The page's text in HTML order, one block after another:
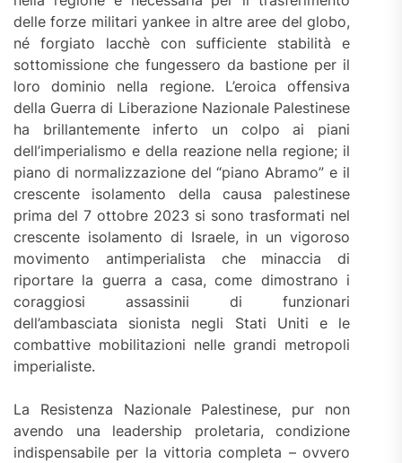
delle forze militari yankee in altre aree del globo,
né forgiato lacchè con sufficiente stabilità e
sottomissione che fungessero da bastione per il
loro dominio nella regione. L’eroica offensiva
della Guerra di Liberazione Nazionale Palestinese
ha brillantemente inferto un colpo ai piani
dell’imperialismo e della reazione nella regione; il
piano di normalizzazione del “piano Abramo” e il
crescente isolamento della causa palestinese
prima del 7 ottobre 2023 si sono trasformati nel
crescente isolamento di Israele, in un vigoroso
movimento antimperialista che minaccia di
riportare la guerra a casa, come dimostrano i
coraggiosi assassinii di funzionari
dell’ambasciata sionista negli Stati Uniti e le
combattive mobilitazioni nelle grandi metropoli
imperialiste.
La Resistenza Nazionale Palestinese, pur non
avendo una leadership proletaria, condizione
indispensabile per la vittoria completa – ovvero